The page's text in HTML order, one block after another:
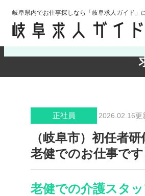
岐阜県内でお仕事探しなら「岐阜求人ガイド」
検索条件の確認・変更
正社員 2026.02.16
（岐阜市）初任者
老健でのお仕事です
老健での介護スタ